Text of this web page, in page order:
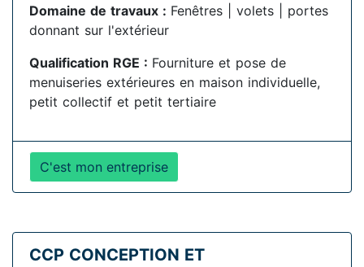
Domaine de travaux : Fenêtres | volets | portes
donnant sur l'extérieur
Qualification RGE : Fourniture et pose de
menuiseries extérieures en maison individuelle,
petit collectif et petit tertiaire
C'est mon entreprise
CCP CONCEPTION ET